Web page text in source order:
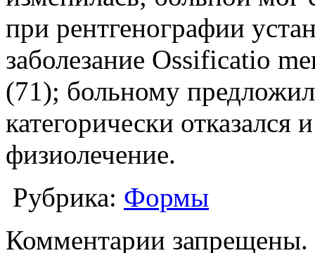
при рентгенографии
заболезание Ossificatio
(71); больному
категорически отказался
физиолечение.
Рубрика: Формы
Комментарии запрещены.